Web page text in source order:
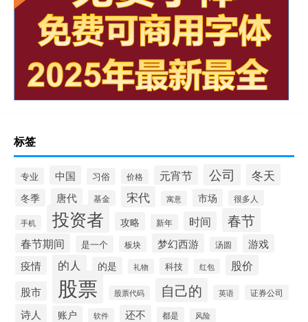
标签
专业 中国 习俗 价格 元宵节 公司 冬天
冬季 唐代 基金 宋代 寓意 市场 很多人
手机 投资者 攻略 新年 时间 春节
春节期间 是一个 板块 梦幻西游 汤圆
游戏
疫情
的人 的是 礼物 科技 红包 股价
股市 股票 股票代码 自己的 英语 证券公司
诗人 账户 软件 还不 都是 风险